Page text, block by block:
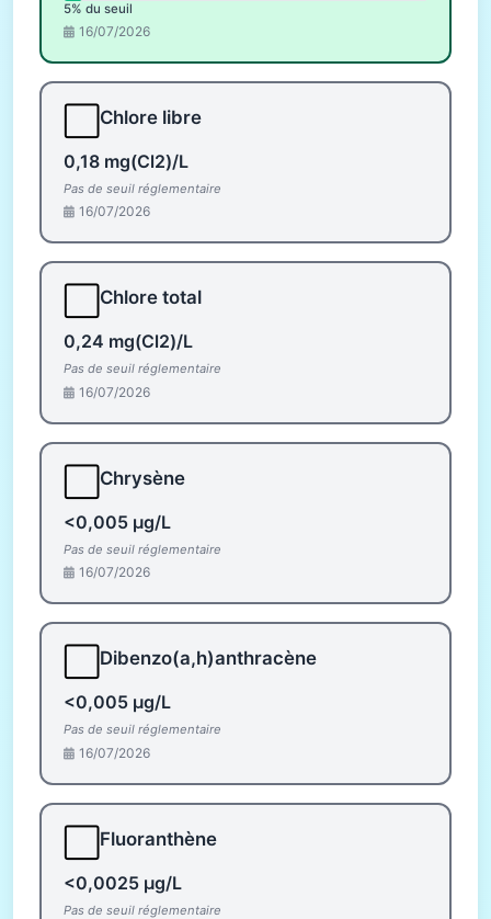
5% du seuil
16/07/2026
Chlore libre
0,18 mg(Cl2)/L
Pas de seuil réglementaire
16/07/2026
Chlore total
0,24 mg(Cl2)/L
Pas de seuil réglementaire
16/07/2026
Chrysène
<0,005 µg/L
Pas de seuil réglementaire
16/07/2026
Dibenzo(a,h)anthracène
<0,005 µg/L
Pas de seuil réglementaire
16/07/2026
Fluoranthène
<0,0025 µg/L
Pas de seuil réglementaire